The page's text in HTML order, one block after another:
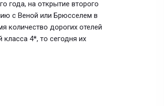
года, на открытие второго
с Веной или Брюсселем в
количество дорогих отелей
класса 4*, то сегодня их